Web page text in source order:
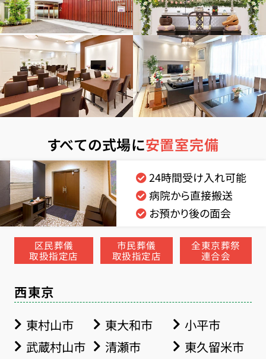
すべての式場に安置室完備
24時間受け入れ可能
病院から直接搬送
お預かり後の面会
区民葬儀
取扱指定店
市民葬儀
取扱指定店
全東京葬祭
連合会
西東京
東村山市 東大和市
小平市
武蔵村山市
清瀬市
東久留米市